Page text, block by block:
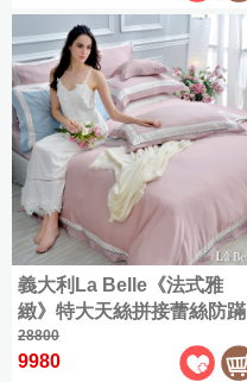
套
組
加
大
(180x186cm)
特
大
(180x210cm)
|
授
權
天
絲
全
尺
寸
商
品
|
(150x186cm)
加
大
(180x186cm)
被
床
包
組
|
1000
織
絲
全
尺
寸
商
天
絲
棉
|
薄
被
套
床
組
純
義大利La Belle《法式雅
緻》特大天絲拼接蕾絲防蹣
抗菌吸濕排汗兩用被床包組
(共兩色可選)
28800
9980